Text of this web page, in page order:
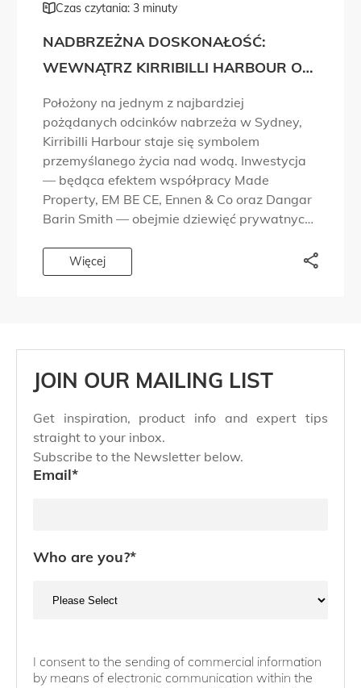
Czas czytania: 3 minuty
NADBRZEŻNA DOSKONAŁOŚĆ:
WEWNĄTRZ KIRRIBILLI HARBOUR OD
Położony na jednym z najbardziej
pożądanych odcinków nabrzeża w Sydney,
Kirribilli Harbour staje się symbolem
przemyślanego życia nad wodą. Inwestycja
— będąca efektem współpracy Made
Property, EM BE CE, Ennen & Co oraz Dangar
Barin Smith — obejmie dziewięć prywatnych
dyskretnym prestiżem i ponadczasowym
designem. Po ukończeniu […]
Więcej
JOIN OUR MAILING LIST
Get inspiration, product info and expert tips
straight to your inbox.
Subscribe to the Newsletter below.
Email*
Who are you?*
I consent to the sending of commercial information
by means of electronic communication within the